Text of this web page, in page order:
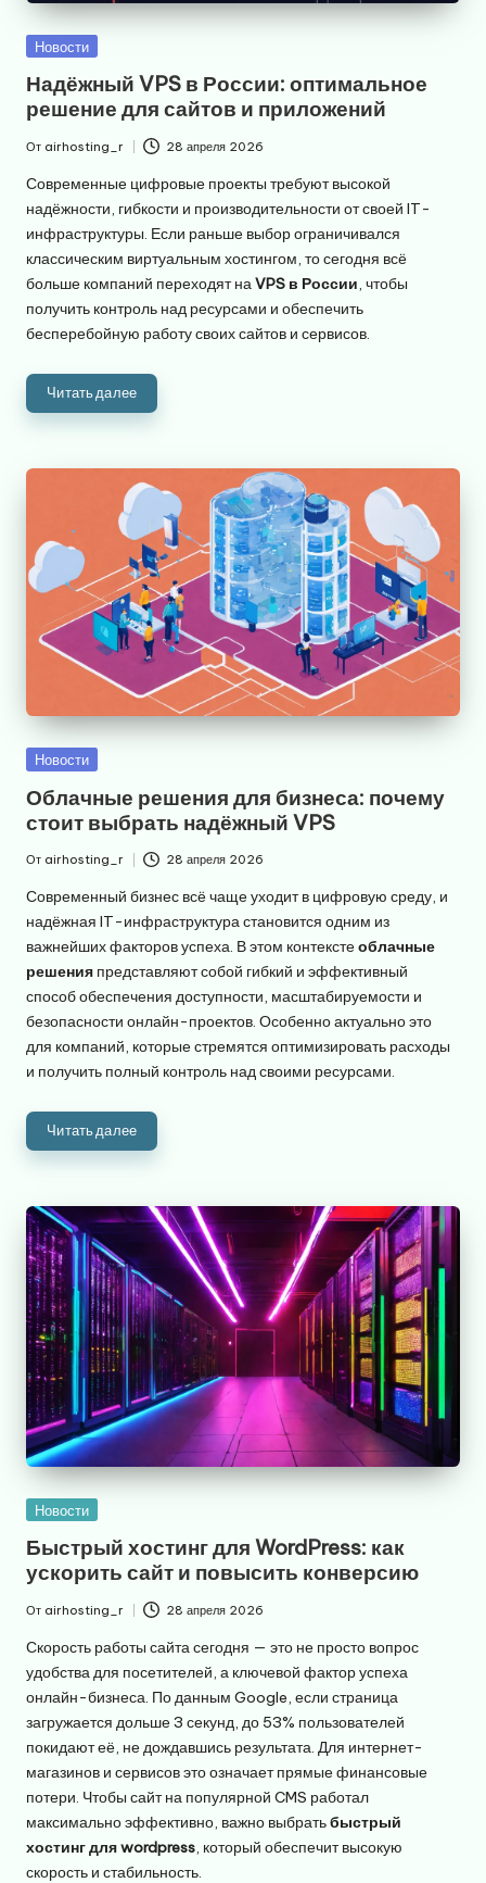
Опубликовано
Новости
Надёжный VPS в России: оптимальное
решение для сайтов и приложений
Запись
от
От airhosting_r 28 апреля 2026
Современные цифровые проекты требуют высокой
надёжности, гибкости и производительности от своей IT-
инфраструктуры. Если раньше выбор ограничивался
классическим виртуальным хостингом, то сегодня всё
больше компаний переходят наVPS в России, чтобы
получить контроль над ресурсами и обеспечить
бесперебойную работу своих сайтов и сервисов.
Читать далее
Опубликовано
Новости
Облачные решения для бизнеса: почему
стоит выбрать надёжный VPS
от
От airhosting_r 28 апреля 2026
Современный бизнес всё чаще уходит в цифровую среду, и
надёжная IT-инфраструктура становится одним из
важнейших факторов успеха. В этом контекстеоблачные
решения представляют собой гибкий и эффективный
способ обеспечения доступности, масштабируемости и
безопасности онлайн-проектов. Особенно актуально это
для компаний, которые стремятся оптимизировать расходы
и получить полный контроль над своими ресурсами.
Читать далее
Опубликовано
Новости
Быстрый хостинг для WordPress: как
ускорить сайт и повысить конверсию
Запись
от
От airhosting_r 28 апреля 2026
Скорость работы сайта сегодня — это не просто вопрос
удобства для посетителей, а ключевой фактор успеха
онлайн-бизнеса. По данным Google, если страница
загружается дольше 3 секунд, до 53% пользователей
покидают её, не дождавшись результата. Для интернет-
магазинов и сервисов это означает прямые финансовые
потери. Чтобы сайт на популярной CMS работал
максимально эффективно, важно выбратьбыстрый
хостинг для wordpress, который обеспечит высокую
скорость и стабильность.